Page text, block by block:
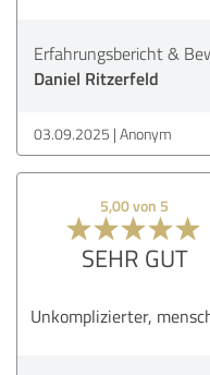
Erfahrungsbericht &
Daniel Ritzerfeld
03.09.2025 Anonym
5,00 von 5
SEHR GUT
Unkomplizierter,